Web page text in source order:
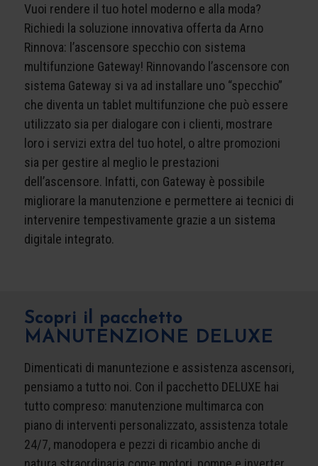
Vuoi rendere il tuo hotel moderno e alla moda?
Richiedi la soluzione innovativa offerta da Arno
Rinnova: l’ascensore specchio con sistema
multifunzione Gateway! Rinnovando l’ascensore con
sistema Gateway si va ad installare uno “specchio”
che diventa un tablet multifunzione che può essere
utilizzato sia per dialogare con i clienti, mostrare
loro i servizi extra del tuo hotel, o altre promozioni
sia per gestire al meglio le prestazioni
dell’ascensore. Infatti, con Gateway è possibile
migliorare la manutenzione e permettere ai tecnici di
intervenire tempestivamente grazie a un sistema
digitale integrato.
Scopri il pacchetto
MANUTENZIONE DELUXE
Dimenticati di manuntezione e assistenza ascensori,
pensiamo a tutto noi. Con il pacchetto DELUXE hai
tutto compreso: manutenzione multimarca con
piano di interventi personalizzato, assistenza totale
24/7, manodopera e pezzi di ricambio anche di